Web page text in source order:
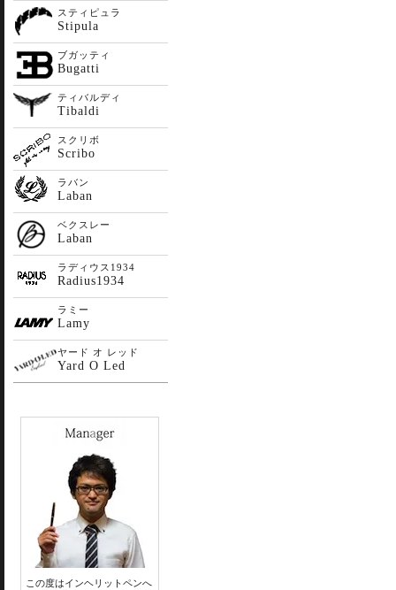
スティピュラ
Stipula
ブガッティ
Bugatti
ティバルディ
Tibaldi
スクリボ
Scribo
ラバン
Laban
ベクスレー
Laban
ラディウス1934
Radius1934
ラミー
Lamy
ヤード オ レッド
Yard O Led
この度はインヘリットペンへ